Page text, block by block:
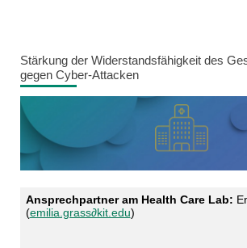
Stärkung der Widerstandsfähigkeit des
gegen Cyber-Attacken
Ansprechpartner am Health Care Lab:
(emilia.grass∂kit.edu)